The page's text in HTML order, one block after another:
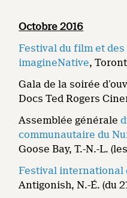
Octobre 2016
Festival du film et
imagineNative,
Gala de la soirée
Docs Ted Rogers
Assemblée générale
communautaire du
Goose Bay, T.-N.-L.
Festival international
Antigonish, N.-É. (du